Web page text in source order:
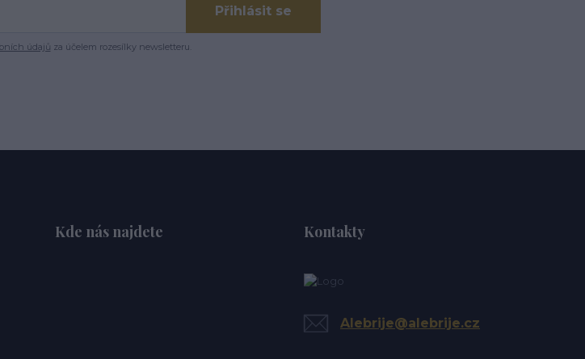
Přihlásit se
údajů za účelem rozesílky newsletteru.
Kde nás najdete Kontakty
Alebrije@alebrije.cz